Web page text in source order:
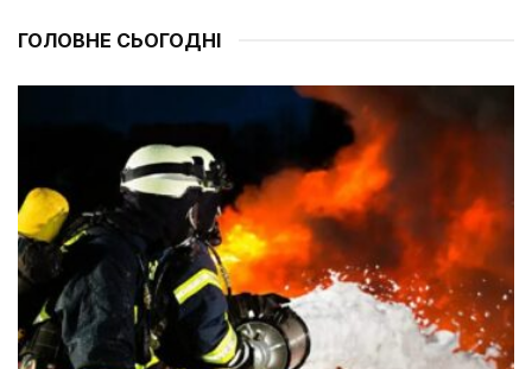
ГОЛОВНЕ СЬОГОДНІ